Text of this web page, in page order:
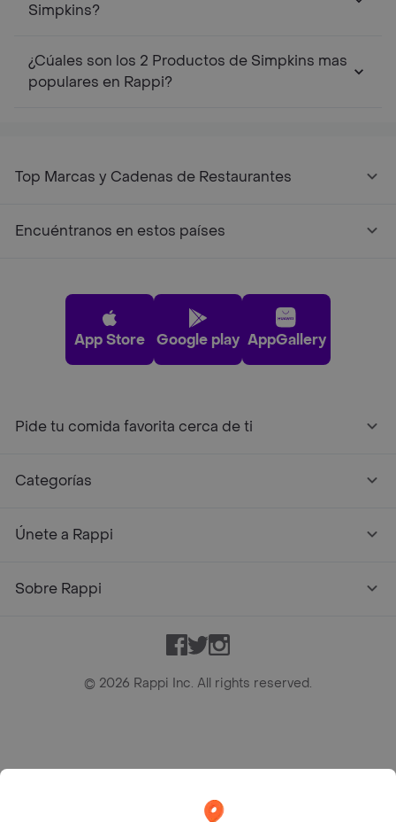
Simpkins?
¿Cúales son los 2 Productos de Simpkins mas
populares en Rappi?
Top Marcas y Cadenas de Restaurantes
Encuéntranos en estos países
App Store Google play AppGallery
Pide tu comida favorita cerca de ti
Categorías
Únete a Rappi
Sobre Rappi
Facebook
TwitterInstagram
© 2026 Rappi Inc. All rights reserved.
Bogotá D.C. --- notificacionesrappi@rappi.com